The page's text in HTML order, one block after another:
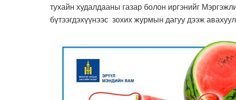
тухайн худалдааны газар болон иргэнийг
бүтээгдэхүүнээс зохих журмын дагуу дээж